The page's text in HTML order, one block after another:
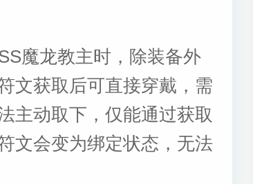
魔龙教主时，除装备外
文获取后可直接穿戴，需
主动取下，仅能通过获取
文会变为绑定状态，无法